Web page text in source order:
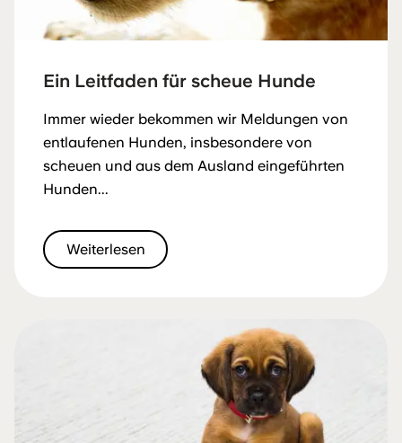
Ein Leitfaden für scheue Hunde
Immer wieder bekommen wir Meldungen von
entlaufenen Hunden, insbesondere von
scheuen und aus dem Ausland eingeführten
Hunden...
Weiterlesen